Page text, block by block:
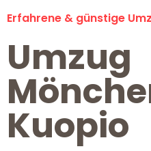
Erfahrene & günstige
Umzug
Kuopio